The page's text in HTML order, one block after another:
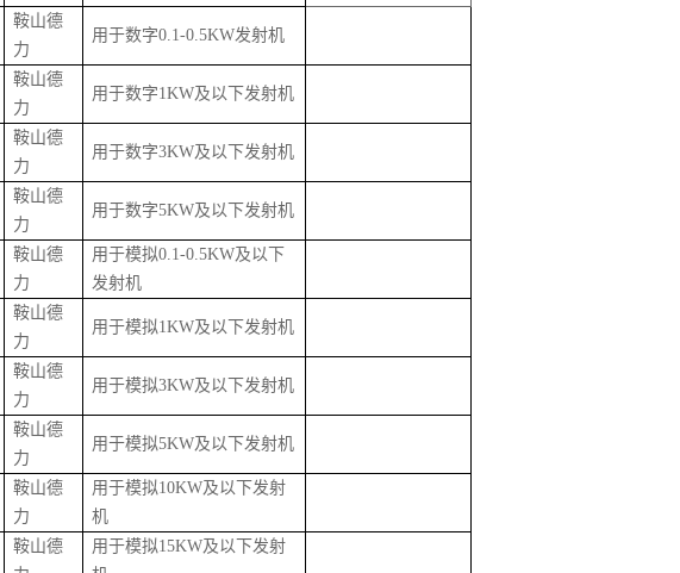
鞍山德
力
用于数字0.1-0.5KW发射机
鞍山德
力
用于数字1KW及以下发射机
鞍山德
力
用于数字3KW及以下发射机
鞍山德
力
用于数字5KW及以下发射机
鞍山德
力
用于模拟0.1-0.5KW及以下
发射机
鞍山德
力
用于模拟1KW及以下发射机
鞍山德
力
用于模拟3KW及以下发射机
鞍山德
力
用于模拟5KW及以下发射机
鞍山德
力
用于模拟10KW及以下发射
机
鞍山德
用于模拟15KW及以下发射